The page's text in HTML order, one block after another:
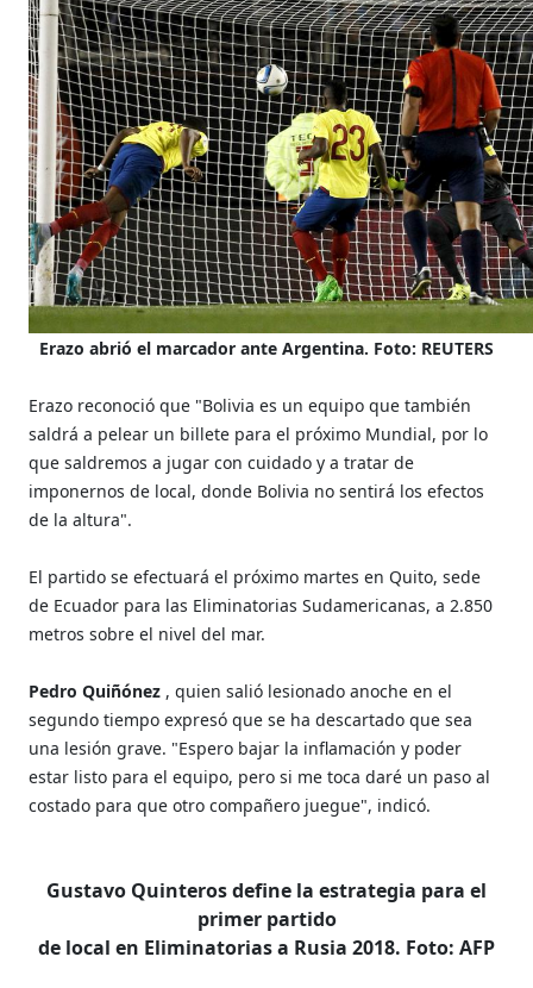
Erazo abrió el marcador ante Argentina. Foto: REUTERS
Erazo reconoció que "Bolivia es un equipo que también
saldrá a pelear un billete para el próximo Mundial, por lo
que saldremos a jugar con cuidado y a tratar de
imponernos de local, donde Bolivia no sentirá los efectos
de la altura".
El partido se efectuará el próximo martes en Quito, sede
de Ecuador para las Eliminatorias Sudamericanas, a 2.850
metros sobre el nivel del mar.
Pedro Quiñónez , quien salió lesionado anoche en el
segundo tiempo expresó que se ha descartado que sea
una lesión grave. "Espero bajar la inflamación y poder
estar listo para el equipo, pero si me toca daré un paso al
costado para que otro compañero juegue", indicó.
Gustavo Quinteros define la estrategia para el
primer partido
de local en Eliminatorias a Rusia 2018. Foto: AFP